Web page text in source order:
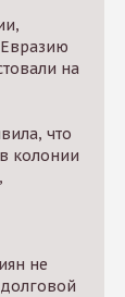
на
что
колонии
не